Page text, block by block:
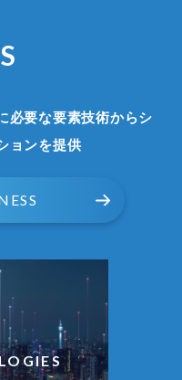
必要な要素技術からシ
ョンを提供